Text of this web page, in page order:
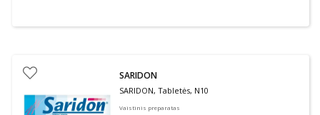
SARIDON
SARIDON, Tabletės, N10
Vaistinis preparatas